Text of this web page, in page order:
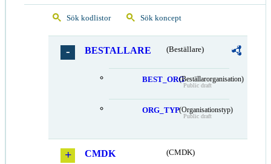
Sök kodlistor Sök koncept
BESTALLARE (Beställare)
BEST_ORG(Beställarorganisation)
Public draft
ORG_TYP(Organisationstyp)
Public draft
CMDK (CMDK)